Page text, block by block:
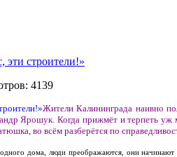
эти строители!»
4139
Жители Калининграда наивно
Ярошук. Когда прижмёт и терпеть уж
во всём разберётся по
дома, люди преображаются, они начинают